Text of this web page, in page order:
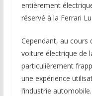
entièrement
réservé à la Ferrari
Cependant, au cours
voiture électrique de
particulièrement
une expérience
l’industrie automobile.